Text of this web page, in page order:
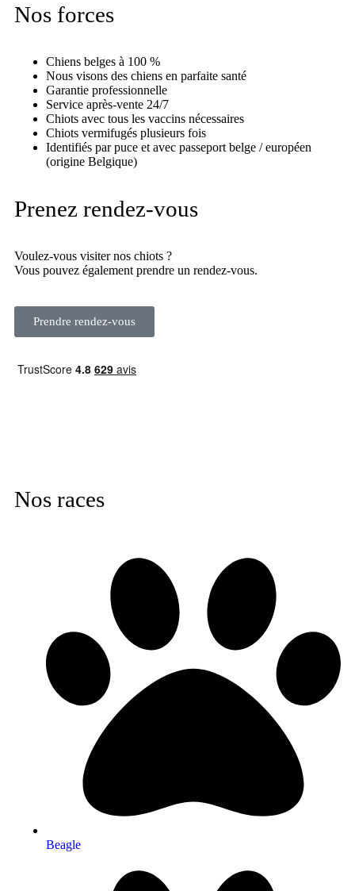
Nos forces
Chiens belges à 100 %
Nous visons des chiens en parfaite santé
Garantie professionnelle
Service après-vente 24/7
Chiots avec tous les vaccins nécessaires
Chiots vermifugés plusieurs fois
Identifiés par puce et avec passeport belge / européen
(origine Belgique)
Prenez rendez-vous
Voulez-vous visiter nos chiots ?
Vous pouvez également prendre un rendez-vous.
Prendre rendez-vous
Nos races
Beagle